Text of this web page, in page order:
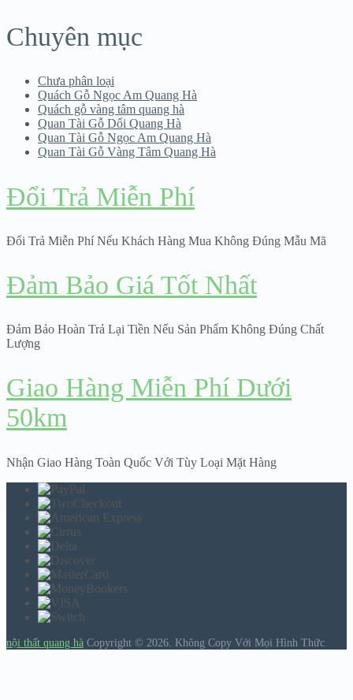
Chuyên mục
Chưa phân loại
Quách Gỗ Ngọc Am Quang Hà
Quách gỗ vàng tâm quang hà
Quan Tài Gỗ Dổi Quang Hà
Quan Tài Gỗ Ngọc Am Quang Hà
Quan Tài Gỗ Vàng Tâm Quang Hà
Đổi Trả Miễn Phí
Đổi Trả Miễn Phí Nếu Khách Hàng Mua Không Đúng Mẫu Mã
Đảm Bảo Giá Tốt Nhất
Đảm Bảo Hoàn Trả Lại Tiền Nếu Sản Phẩm Không Đúng Chất
Lượng
Giao Hàng Miễn Phí Dưới
50km
Nhận Giao Hàng Toàn Quốc Với Tùy Loại Mặt Hàng
nội thất quang hà Copyright © 2026. Không Copy Với Mọi Hình Thức